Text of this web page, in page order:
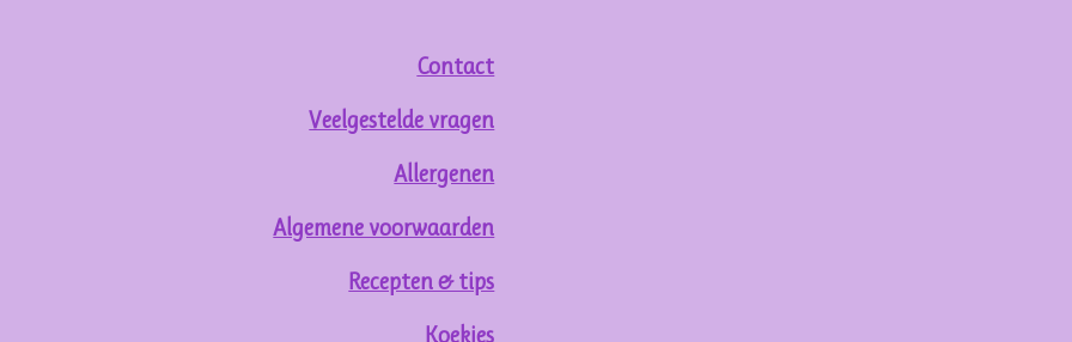
Contact
Veelgestelde vragen
Allergenen
Algemene voorwaarden
Recepten & tips
Koekjes